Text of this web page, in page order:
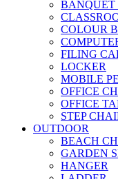
BANQUET
COLOUR
FILING
LOCKER
MOBILE
OFFICE
OFFICE
STEP
OUTDOOR
BEACH
GARDEN
HANGER